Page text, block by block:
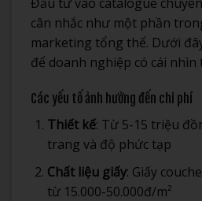
cân nhắc như một phần
marketing tổng thể. Dưới
để doanh nghiệp có cái nhìn
Các yếu tố ảnh hưởng đến chi phí
Thiết kế: Từ 5-15 triệu
trang và độ phức tạp
Chất liệu giấy: Giấy
từ 15.000-50.000đ/m²